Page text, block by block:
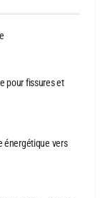
pour fissures et
énergétique vers